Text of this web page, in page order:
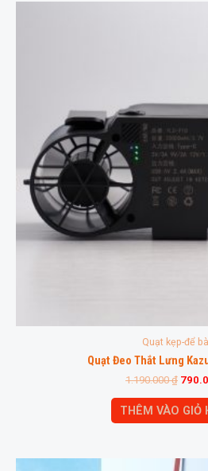
Quạt kẹp-để
Quạt Đeo Thắt Lưng
1.190.000₫
THÊM VÀO GIỎ